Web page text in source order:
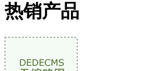
热销产品